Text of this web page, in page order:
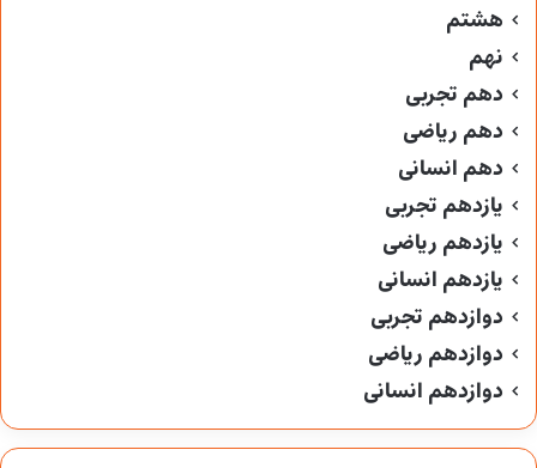
هشتم
نهم
دهم تجربی
دهم ریاضی
دهم انسانی
یازدهم تجربی
یازدهم ریاضی
یازدهم انسانی
دوازدهم تجربی
دوازدهم ریاضی
دوازدهم انسانی